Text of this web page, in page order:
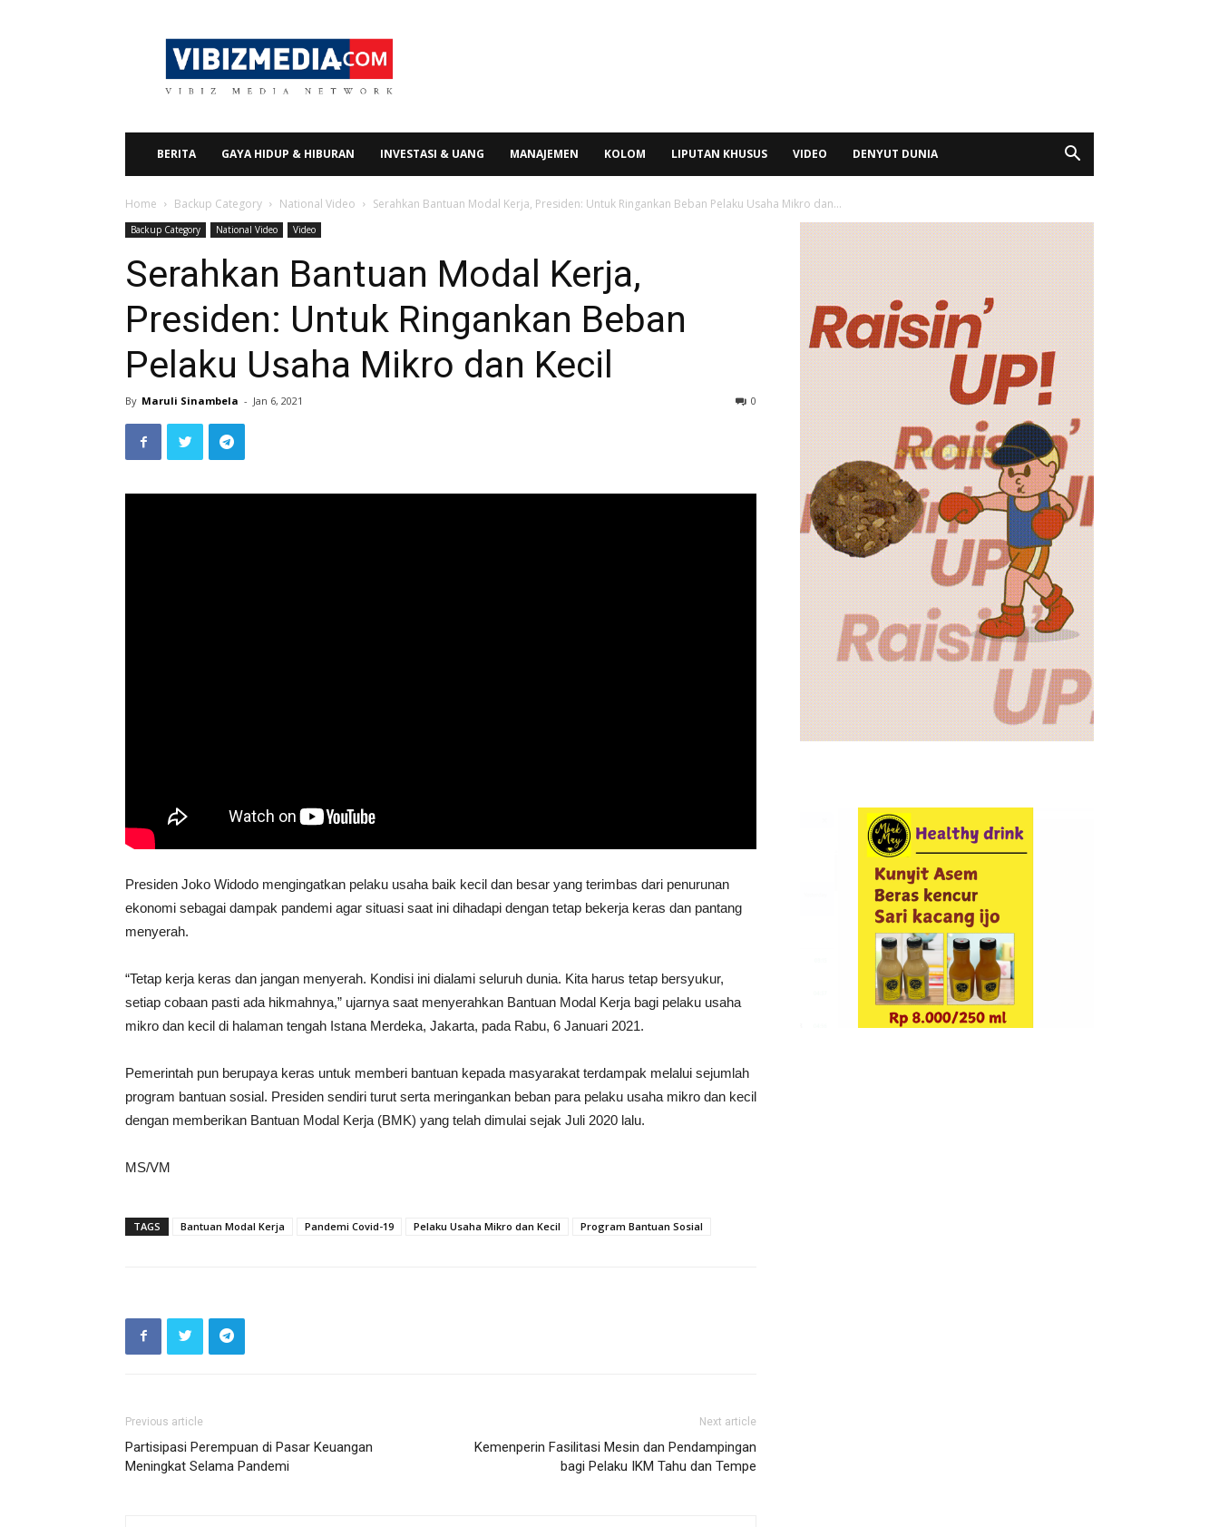
Vibizmedia.com
BERITA GAYA HIDUP & HIBURAN INVESTASI & UANG MANAJEMEN KOLOM LIPUTAN KHUSUS VIDEO DENYUT DUNIA
Home Backup Category National Video Serahkan Bantuan Modal Kerja, Presiden: Untuk Ringankan Beban Pelaku Usaha Mikro dan...
Backup Category National Video Video
Serahkan Bantuan Modal Kerja,
Presiden: Untuk Ringankan Beban
Pelaku Usaha Mikro dan Kecil
By Maruli Sinambela - Jan 6, 2021 0
Presiden Joko Widodo mengingatkan pelaku usaha baik kecil dan besar yang terimbas dari penurunan
ekonomi sebagai dampak pandemi agar situasi saat ini dihadapi dengan tetap bekerja keras dan pantang
menyerah.
“Tetap kerja keras dan jangan menyerah. Kondisi ini dialami seluruh dunia. Kita harus tetap bersyukur,
setiap cobaan pasti ada hikmahnya,” ujarnya saat menyerahkan Bantuan Modal Kerja bagi pelaku usaha
mikro dan kecil di halaman tengah Istana Merdeka, Jakarta, pada Rabu, 6 Januari 2021.
Pemerintah pun berupaya keras untuk memberi bantuan kepada masyarakat terdampak melalui sejumlah
program bantuan sosial. Presiden sendiri turut serta meringankan beban para pelaku usaha mikro dan kecil
dengan memberikan Bantuan Modal Kerja (BMK) yang telah dimulai sejak Juli 2020 lalu.
MS/VM
TAGS Bantuan Modal Kerja Pandemi Covid-19 Pelaku Usaha Mikro dan Kecil Program Bantuan Sosial
Previous article
Partisipasi Perempuan di Pasar Keuangan
Meningkat Selama Pandemi
Next article
Kemenperin Fasilitasi Mesin dan Pendampingan
bagi Pelaku IKM Tahu dan Tempe